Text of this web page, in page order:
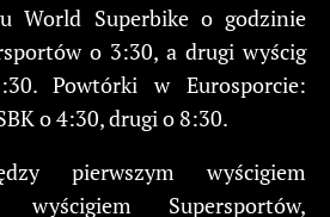
World Superbike o godzinie
o 3:30, a drugi wyścig
Powtórki w Eurosporcie:
o 4:30, drugi o 8:30.
pierwszym wyścigiem
wyścigiem Supersportów,